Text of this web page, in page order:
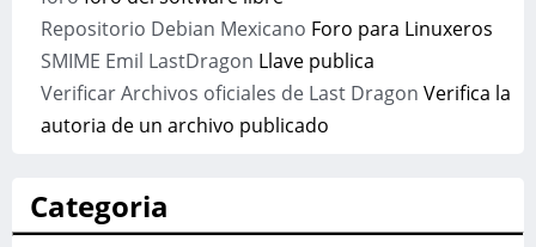
Repositorio Debian Mexicano Foro para Linuxeros
SMIME Emil LastDragon Llave publica
Verificar Archivos oficiales de Last Dragon Verifica la
autoria de un archivo publicado
Categoria